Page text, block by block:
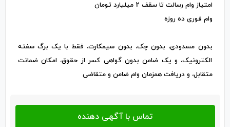
امتیاز وام رسالت تا سقف 2 میلیارد تومان
وام فوری ده روزه
بدون مسدودی، بدون چک، بدون سیمکارت، فقط با یک برگ سفته
الکترونیک، و یک ضامن بدون گواهی کسر از حقوق، امکان ضمانت
متقابل، و دریافت همزمان وام ضامن و متقاضی